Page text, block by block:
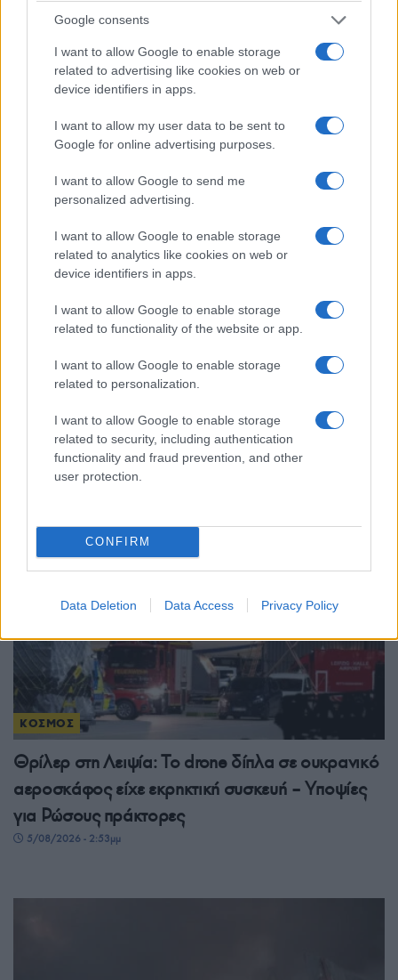
Google consents
I want to allow Google to enable storage
related to advertising like cookies on web or
device identifiers in apps.
I want to allow my user data to be sent to
Google for online advertising purposes.
I want to allow Google to send me
personalized advertising.
I want to allow Google to enable storage
related to analytics like cookies on web or
device identifiers in apps.
I want to allow Google to enable storage
related to functionality of the website or app.
I want to allow Google to enable storage
related to personalization.
I want to allow Google to enable storage
related to security, including authentication
functionality and fraud prevention, and other
user protection.
CONFIRM
Data Deletion Data Access Privacy Policy
Στενά του Ορμούζ: Ιράν και Ομάν συμφώνησαν
στον καθορισμό νέας διαδρομής διέλευσης των
πλοίων
5/08/2026 - 9:12μμ
ΚΟΣΜΟΣ
Τουρκία: Νομοθετική πρωτοβουλία για ειρήνευση
με το PKK, αμνηστία στους πρώην μαχητές και
αναστολή ποινών
ΚΟΣΜΟΣ
Θρίλερ στη Λειψία: Το drone δίπλα σε ουκρανικό
αεροσκάφος είχε εκρηκτική συσκευή – Υποψίες
για Ρώσους πράκτορες
5/08/2026 - 2:53μμ